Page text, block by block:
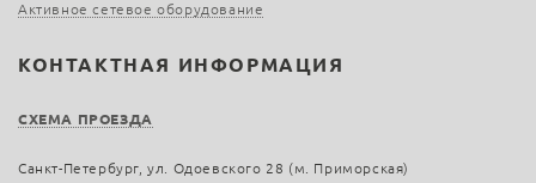
Активное сетевое оборудование
КОНТАКТНАЯ ИНФОРМАЦИЯ
СХЕМА ПРОЕЗДА
Санкт-Петербург, ул. Одоевского 28 (м. Приморская)